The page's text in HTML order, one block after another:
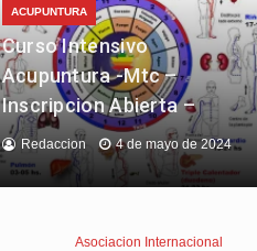
ACUPUNTURA
Curso Intensivo
Acupuntura -Mtc –
Inscripcion Abierta –
Redaccion 4 de mayo de 2024
Asociacion Internacional